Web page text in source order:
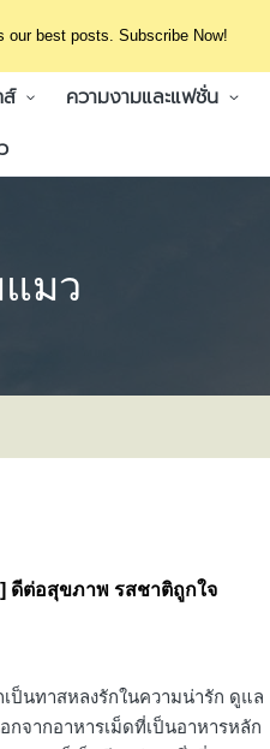
our best posts. Subscribe Now!
ความงามและแฟชั่น
มว
ดีต่อสุขภาพ รสชาติถูกใจ
ป็นทาสหลงรักในความน่ารัก ดูแล
กจากอาหารเม็ดที่เป็นอาหารหลัก